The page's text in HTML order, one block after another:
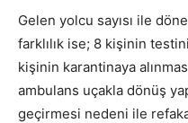
Gelen yolcu sayısı ile
farklılık ise; 8 kişinin
kişinin karantinaya
ambulans uçakla dönüş
geçirmesi nedeni ile